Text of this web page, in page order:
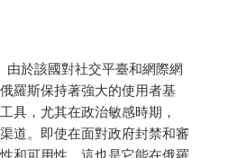
由於該國對社交平臺和網際網
羅斯保持著強大的使用者基
具，尤其在政治敏感時期，
道。即使在面對政府封禁和審